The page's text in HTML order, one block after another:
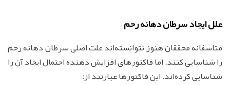
علل ایجاد سرطان دهانه رحم
متاسفانه محققان هنوز نتوانسته‌اند علت اصلی سرطان دهانه رحم
را شناسایی کنند. اما فاکتورهای افزایش دهنده احتمال ایجاد آن را
شناسایی کرده‌اند. این فاکتورها عبارتند از: